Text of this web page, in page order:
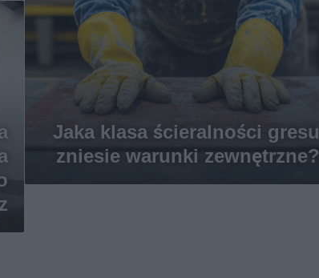
Jaka klasa ścieralności gresu
zniesie warunki zewnętrzne?